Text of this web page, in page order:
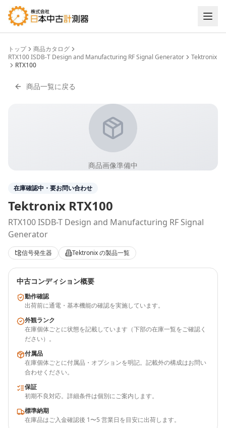
トップ
商品カタログ
RTX100 ISDB-T Design and Manufacturing RF Signal Generator
Tektronix
RTX100
商品一覧に戻る
商品画像準備中
在庫確認中・要お問い合わせ
Tektronix RTX100
RTX100 ISDB-T Design and Manufacturing RF Signal
Generator
信号発生器 Tektronixの製品一覧
中古コンディション概要
動作確認
出荷前に通電・基本機能の確認を実施しています。
外観ランク
在庫個体ごとに状態を記載しています（下部の在庫一覧をご確認く
ださい）。
付属品
在庫個体ごとに付属品・オプションを明記。記載外の構成はお問い
合わせください。
保証
初期不良対応。詳細条件は個別にご案内します。
標準納期
在庫品はご入金確認後 1〜5 営業日を目安に出荷します。